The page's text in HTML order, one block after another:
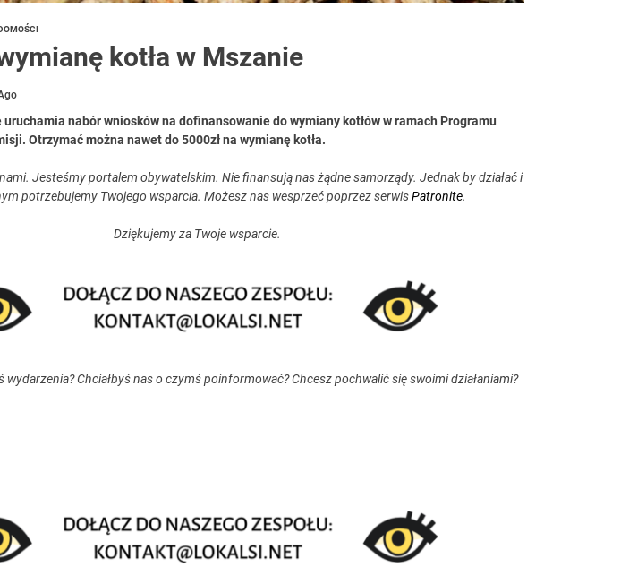
kotła w Mszanie
uruchamia nabór wniosków na dofinansowanie do wymiany kotłów w ramach Programu
Otrzymać można nawet do 5000zł na wymianę kotła.
Jesteśmy portalem obywatelskim. Nie finansują nas żądne samorządy. Jednak by działać i
potrzebujemy Twojego wsparcia. Możesz nas wesprzeć poprzez serwisPatronite.
Dziękujemy za Twoje wsparcie.
wydarzenia? Chciałbyś nas o czymś poinformować? Chcesz pochwalić się swoimi działaniami?